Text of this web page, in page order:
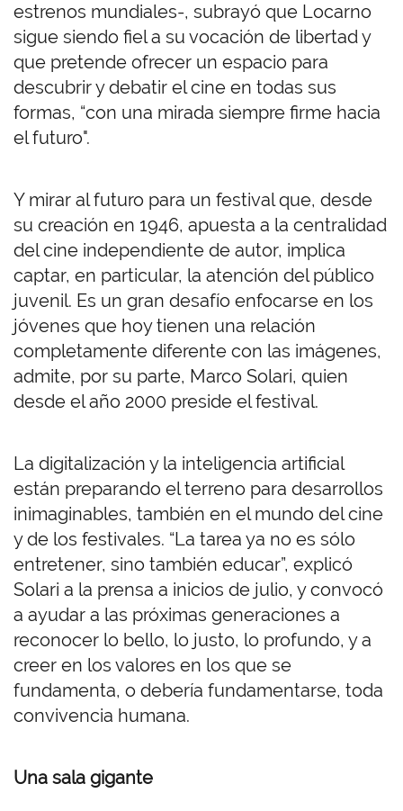
estrenos mundiales-, subrayó que Locarno
sigue siendo fiel a su vocación de libertad y
que pretende ofrecer un espacio para
descubrir y debatir el cine en todas sus
formas, “con una mirada siempre firme hacia
el futuro".
Y mirar al futuro para un festival que, desde
su creación en 1946, apuesta a la centralidad
del cine independiente de autor, implica
captar, en particular, la atención del público
juvenil. Es un gran desafío enfocarse en los
jóvenes que hoy tienen una relación
completamente diferente con las imágenes,
admite, por su parte, Marco Solari, quien
desde el año 2000 preside el festival.
La digitalización y la inteligencia artificial
están preparando el terreno para desarrollos
inimaginables, también en el mundo del cine
y de los festivales. “La tarea ya no es sólo
entretener, sino también educar”, explicó
Solari a la prensa a inicios de julio, y convocó
a ayudar a las próximas generaciones a
reconocer lo bello, lo justo, lo profundo, y a
creer en los valores en los que se
fundamenta, o debería fundamentarse, toda
convivencia humana.
Una sala gigante